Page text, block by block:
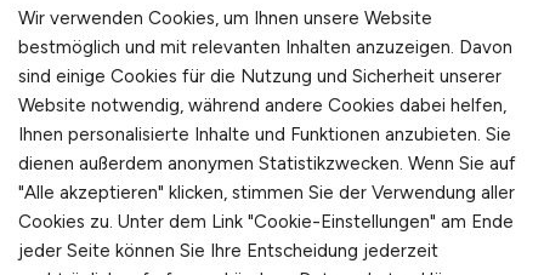
Erfahrener Bilanzbuchhalter
(w/m/d)in stellvertretender
Wir verwenden Cookies, um Ihnen unsere Website
bestmöglich und mit relevanten Inhalten anzuzeigen. Davon
sind einige Cookies für die Nutzung und Sicherheit unserer
Website notwendig, während andere Cookies dabei helfen,
Ihnen personalisierte Inhalte und Funktionen anzubieten. Sie
dienen außerdem anonymen Statistikzwecken. Wenn Sie auf
"Alle akzeptieren" klicken, stimmen Sie der Verwendung aller
Cookies zu. Unter dem Link "Cookie-Einstellungen" am Ende
jeder Seite können Sie Ihre Entscheidung jederzeit